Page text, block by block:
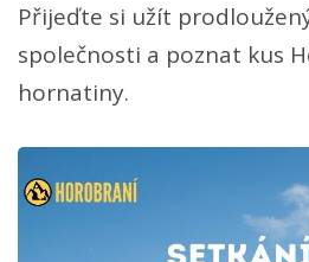
Přijeďte si užít
společnosti a poznat kus
hornatiny.